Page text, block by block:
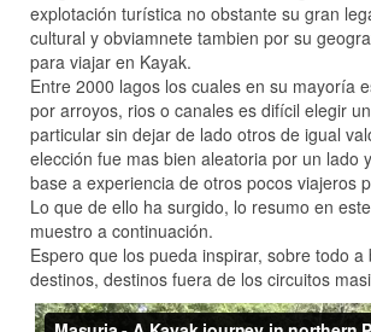
explotación turística no obstante su gran
cultural y obviamnete tambien por su
para viajar en Kayak.
Entre 2000 lagos los cuales en su mayoría
por arroyos, rios o canales es difícil elegir
particular sin dejar de lado otros de igual
elección fue mas bien aleatoria por un lado
base a experiencia de otros pocos viajeros
Lo que de ello ha surgido, lo resumo en
muestro a continuación.
Espero que los pueda inspirar, sobre todo a
destinos, destinos fuera de los circuitos